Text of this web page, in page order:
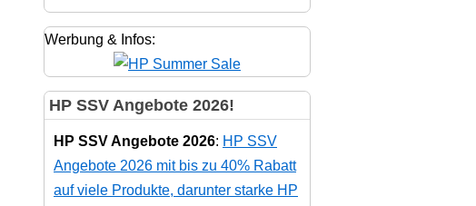
Werbung & Infos:
HP SSV Angebote 2026!
HP SSV Angebote 2026: HP SSV
Angebote 2026 mit bis zu 40% Rabatt
auf viele Produkte, darunter starke HP